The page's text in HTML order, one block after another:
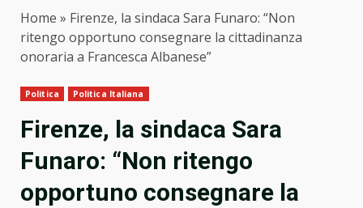
Home » Firenze, la sindaca Sara Funaro: “Non
ritengo opportuno consegnare la cittadinanza
onoraria a Francesca Albanese”
Politica Politica Italiana
Firenze, la sindaca Sara
Funaro: “Non ritengo
opportuno consegnare la